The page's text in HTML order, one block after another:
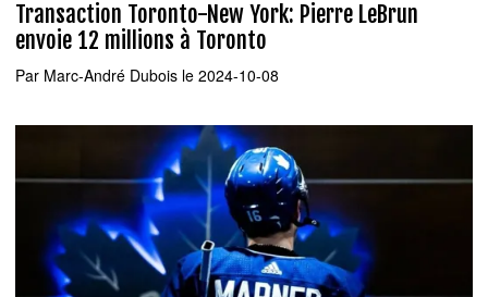
Transaction Toronto-New York: Pierre LeBrun
envoie 12 millions à Toronto
Par Marc-André Dubois le 2024-10-08